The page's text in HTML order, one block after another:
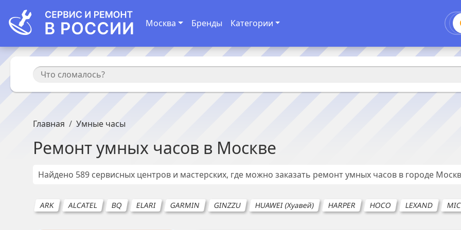
Москва Бренды Категории
Главная Умные часы
Ремонтумных часов в Москве
Найдено 589 сервисных центров и мастерских, где можно заказать ремонтумных часов в городе
ARK ALCATEL BQ ELARI GARMIN GINZZU HUAWEI (Хуавей) HARPER HOCO LEXAND